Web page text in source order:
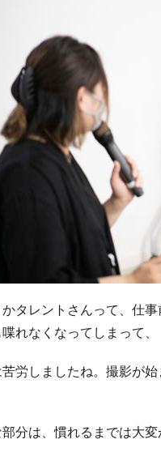
かタレントさんって、仕
れなくなってしまって、
労しましたね。撮影が
分は、慣れるまでは大変